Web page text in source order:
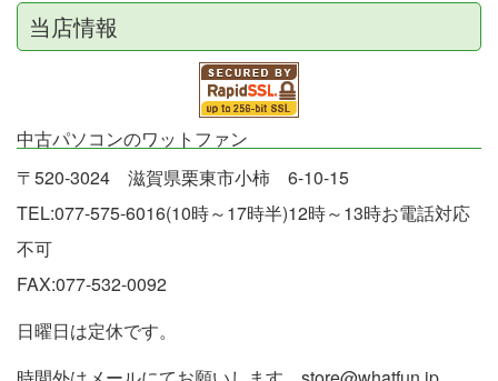
当店情報
中古パソコンのワットファン
〒520-3024 滋賀県栗東市小柿 6-10-15
TEL:077-575-6016(10時～17時半)12時～13時お電話対応
不可
FAX:077-532-0092
日曜日は定休です。